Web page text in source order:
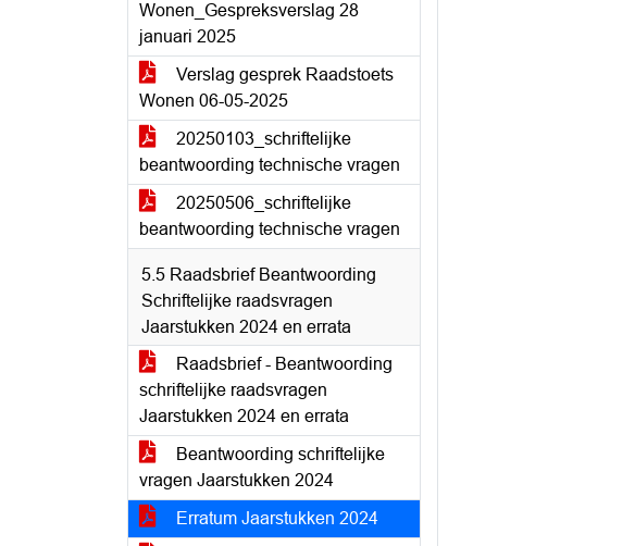
Wonen_Gespreksverslag 28
januari 2025
Verslag gesprek Raadstoets
Wonen 06-05-2025
20250103_schriftelijke
beantwoording technische vragen
20250506_schriftelijke
beantwoording technische vragen
5.5 Raadsbrief Beantwoording
Schriftelijke raadsvragen
Jaarstukken 2024 en errata
Raadsbrief - Beantwoording
schriftelijke raadsvragen
Jaarstukken 2024 en errata
Beantwoording schriftelijke
vragen Jaarstukken 2024
Erratum Jaarstukken 2024